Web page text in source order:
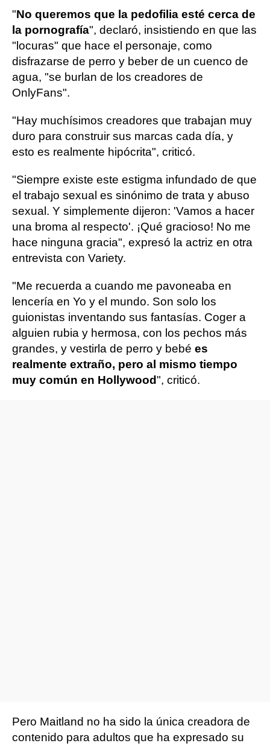
"No queremos que la pedofilia esté cerca de
la pornografía", declaró, insistiendo en que las
"locuras" que hace el personaje, como
disfrazarse de perro y beber de un cuenco de
agua, "se burlan de los creadores de
OnlyFans".
"Hay muchísimos creadores que trabajan muy
duro para construir sus marcas cada día, y
esto es realmente hipócrita", criticó.
"Siempre existe este estigma infundado de que
el trabajo sexual es sinónimo de trata y abuso
sexual. Y simplemente dijeron: 'Vamos a hacer
una broma al respecto'. ¡Qué gracioso! No me
hace ninguna gracia", expresó la actriz en otra
entrevista con Variety.
"Me recuerda a cuando me pavoneaba en
lencería en Yo y el mundo. Son solo los
guionistas inventando sus fantasías. Coger a
alguien rubia y hermosa, con los pechos más
grandes, y vestirla de perro y bebé es
realmente extraño, pero al mismo tiempo
muy común en Hollywood", criticó.
Pero Maitland no ha sido la única creadora de
contenido para adultos que ha expresado su